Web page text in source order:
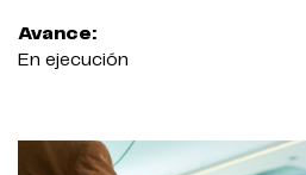
Avance:
En ejecución